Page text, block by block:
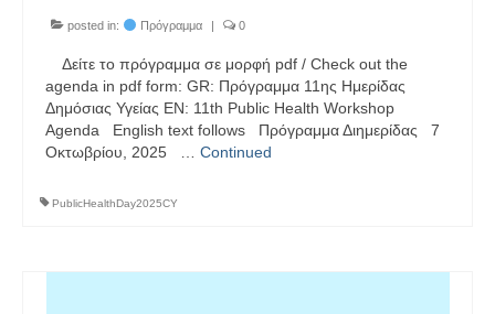
posted in: Πρόγραμμα | 0
Δείτε το πρόγραμμα σε μορφή pdf / Check out the
agenda in pdf form: GR: Πρόγραμμα 11ης Ημερίδας
Δημόσιας Υγείας EN: 11th Public Health Workshop
Agenda English text follows Πρόγραμμα Διημερίδας 7
Οκτωβρίου, 2025 … Continued
PublicHealthDay2025CY